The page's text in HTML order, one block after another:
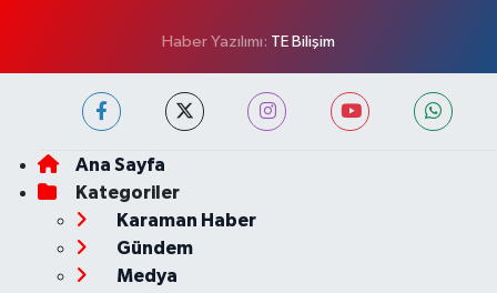
Haber Yazılımı: TE Bilişim
Ana Sayfa
Kategoriler
Karaman Haber
Gündem
Medya